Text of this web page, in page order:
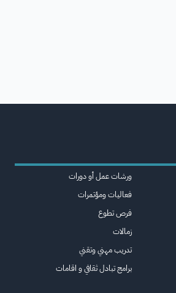
ورشات عمل أو دورات
فعاليات ومؤتمرات
فرص تطوع
زمالات
تدريب مهني وتقني
برامج تبادل ثقافي و اقامات